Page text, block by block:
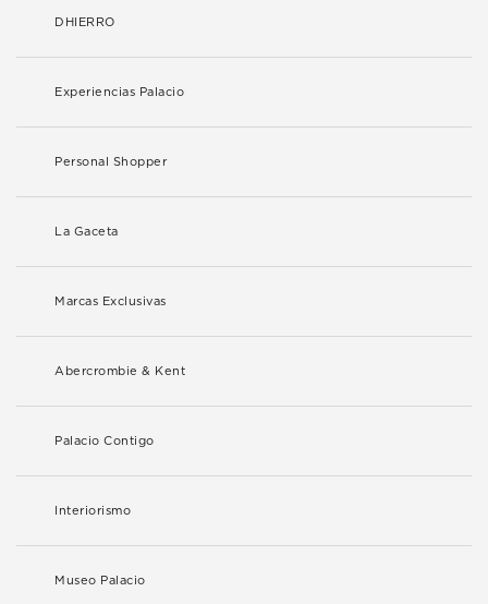
DHIERRO
Experiencias Palacio
Personal Shopper
La Gaceta
Marcas Exclusivas
Abercrombie & Kent
Palacio Contigo
Interiorismo
Museo Palacio